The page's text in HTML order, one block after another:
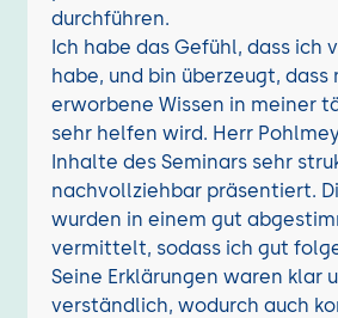
durchführen.
Ich habe das Gefühl, dass ich
habe, und bin überzeugt, dass
erworbene Wissen in meiner
sehr helfen wird. Herr
Inhalte des Seminars sehr
nachvollziehbar präsentiert.
wurden in einem gut
vermittelt, sodass ich gut
Seine Erklärungen waren klar
verständlich, wodurch auch